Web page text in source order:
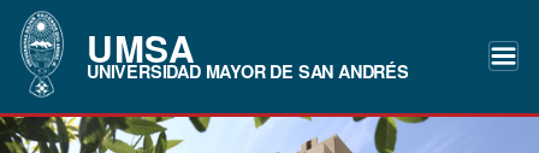
UMSA
UNIVERSIDAD MAYOR DE SAN ANDRÉS